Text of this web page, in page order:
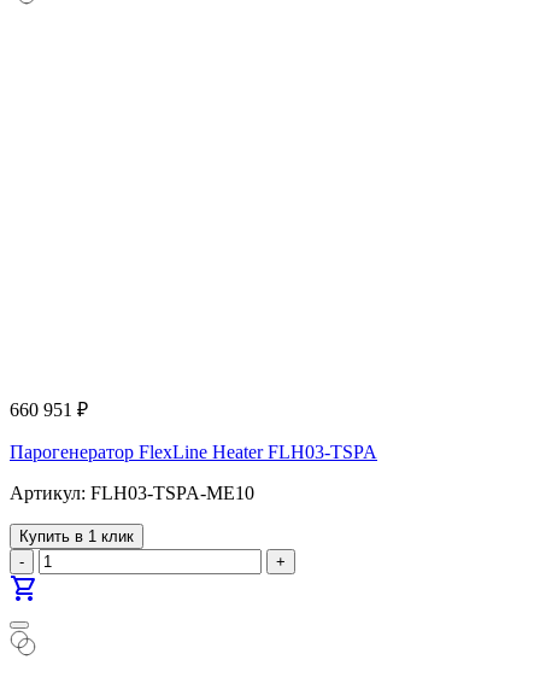
660 951 ₽
Парогенератор FlexLine Heater FLH03-TSPA
Артикул: FLH03-TSPA-ME10
Купить в 1 клик
-
+
shopping_cart